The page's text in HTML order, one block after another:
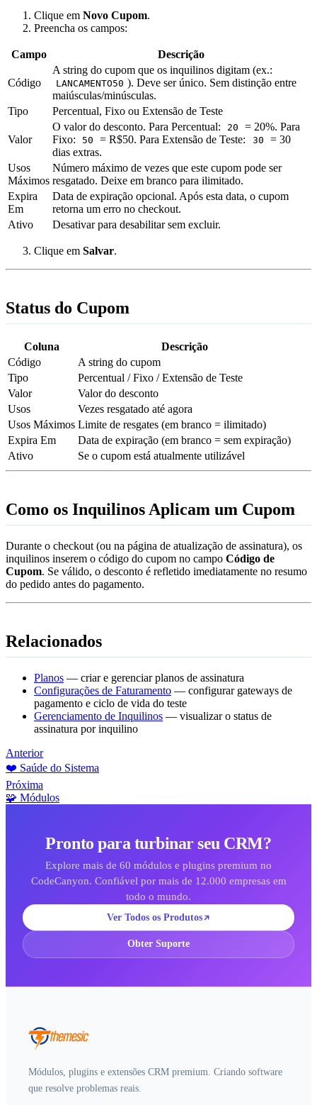
Clique em Novo Cupom.
Preencha os campos:
Campo Descrição
Código
A string do cupom que os inquilinos digitam (ex.:
LANCAMENTO50 ). Deve ser único. Sem distinção entre
maiúsculas/minúsculas.
Tipo
Percentual, Fixo ou Extensão de Teste
Valor
O valor do desconto. Para Percentual: 20
= 20%. Para
Fixo:
50 = R$50. Para Extensão de Teste: 30
= 30
dias extras.
Usos
Máximos
Número máximo de vezes que este cupom pode ser
resgatado. Deixe em branco para ilimitado.
Expira
Em
Data de expiração opcional. Após esta data, o cupom
retorna um erro no checkout.
Ativo
Desativar para desabilitar sem excluir.
Clique em Salvar.
Status do Cupom
Coluna
Descrição
Código
A string do cupom
Tipo
Percentual / Fixo / Extensão de Teste
Valor
Valor do desconto
Usos
Vezes resgatado até agora
Usos Máximos Limite de resgates (em branco = ilimitado)
Expira Em
Data de expiração (em branco = sem expiração)
Ativo
Se o cupom está atualmente utilizável
Como os Inquilinos Aplicam um Cupom
Durante o checkout (ou na página de atualização de assinatura), os
inquilinos inserem o código do cupom no campo Código de
Cupom. Se válido, o desconto é refletido imediatamente no resumo
do pedido antes do pagamento.
Relacionados
Planos — criar e gerenciar planos de assinatura
Configurações de Faturamento — configurar gateways de
pagamento e ciclo de vida do teste
Gerenciamento de Inquilinos — visualizar o status de
assinatura por inquilino
Anterior
❤️ Saúde do Sistema
Próxima
🧩 Módulos
Pronto para turbinar seu CRM?
Explore mais de 60 módulos e plugins premium no
CodeCanyon. Confiável por mais de 12.000 empresas em
todo o mundo.
Ver Todos os Produtos
Obter Suporte
Módulos, plugins e extensões CRM premium. Criando software
que resolve problemas reais.